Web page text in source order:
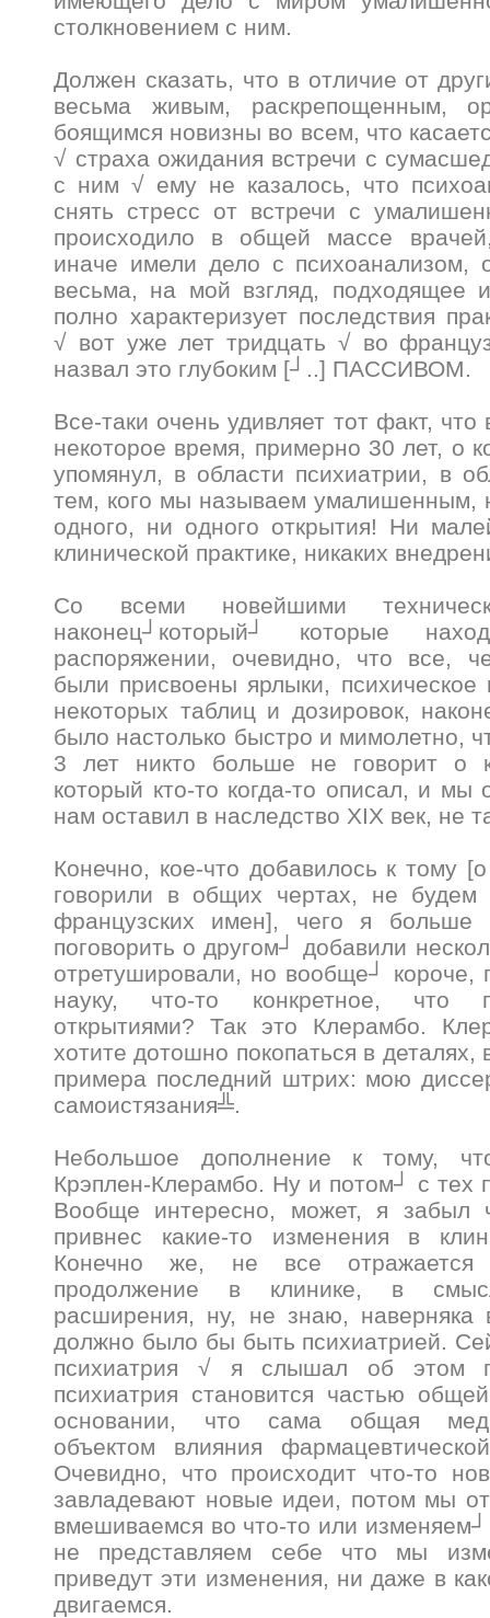
столкновением с ним.
Должен сказать, что в отличие от
весьма живым, раскрепощенным,
боящимся новизны во всем, что
√ страха ожидания встречи с
с ним √ ему не казалось, что
снять стресс от встречи с
происходило в общей массе
иначе имели дело с психоанализом,
весьма, на мой взгляд, подходящее
полно характеризует последствия
√ вот уже лет тридцать √ во
назвал это глубоким [┘..] ПАССИВОМ.
Все-таки очень удивляет тот факт,
некоторое время, примерно 30 лет, о
упомянул, в области психиатрии, в
тем, кого мы называем умалишенным,
одного, ни одного открытия! Ни
клинической практике, никаких
Со всеми новейшими
наконец┘который┘ которые
распоряжении, очевидно, что все,
были присвоены ярлыки, психическое
некоторых таблиц и дозировок,
было настолько быстро и мимолетно,
3 лет никто больше не говорит о
который кто-то когда-то описал, и мы
нам оставил в наследство XIX век, не
Конечно, кое-что добавилось к тому
говорили в общих чертах, не будем
французских имен], чего я больше
поговорить о другом┘ добавили
отретушировали, но вообще┘ короче,
науку, что-то конкретное, что
открытиями? Так это Клерамбо.
хотите дотошно покопаться в деталях,
примера последний штрих: мою
самоистязания╩.
Небольшое дополнение к тому,
Крэплен-Клерамбо. Ну и потом┘ с
Вообще интересно, может, я забыл
привнес какие-то изменения в
Конечно же, не все
продолжение в клинике, в
расширения, ну, не знаю, наверняка
должно было бы быть психиатрией.
психиатрия √ я слышал об этом
психиатрия становится частью
основании, что сама общая
объектом влияния
Очевидно, что происходит что-то
завладевают новые идеи, потом мы
вмешиваемся во что-то или
не представляем себе что мы
приведут эти изменения, ни даже в
двигаемся.